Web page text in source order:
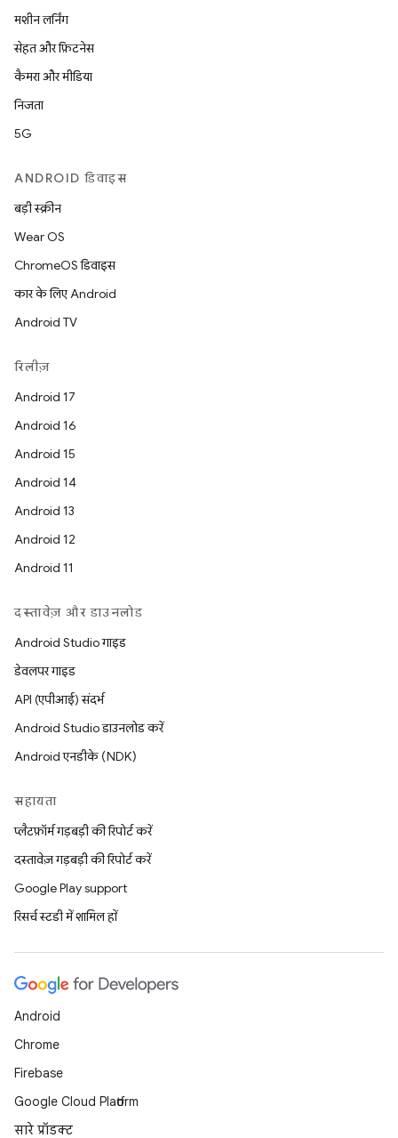
मशीन लर्निंग
सेहत और फ़िटनेस
कैमरा और मीडिया
निजता
5G
ANDROID डिवाइस
बड़ी स्क्रीन
Wear OS
ChromeOS डिवाइस
कार के लिए Android
Android TV
रिलीज़
Android 17
Android 16
Android 15
Android 14
Android 13
Android 12
Android 11
दस्तावेज़ और डाउनलोड
Android Studio गाइड
डेवलपर गाइड
API (एपीआई) संदर्भ
Android Studio डाउनलोड करें
Android एनडीके (NDK)
सहायता
प्लैटफ़ॉर्म गड़बड़ी की रिपोर्ट करें
दस्तावेज़ गड़बड़ी की रिपोर्ट करें
Google Play support
रिसर्च स्टडी में शामिल हों
Android
Chrome
Firebase
Google Cloud Platform
सारे प्रॉडक्ट